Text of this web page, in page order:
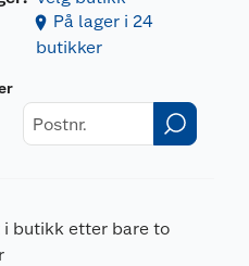
På lager i 24
butikker
i butikk etter bare to